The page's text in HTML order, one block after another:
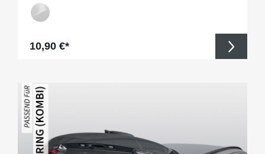
Regulärer Preis:
10,90 €*